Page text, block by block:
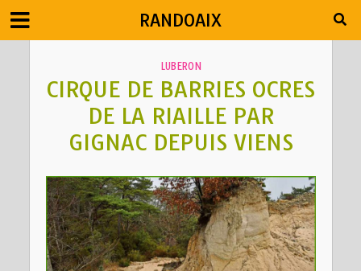
RANDOAIX
LUBERON
CIRQUE DE BARRIES OCRES
DE LA RIAILLE PAR
GIGNAC DEPUIS VIENS